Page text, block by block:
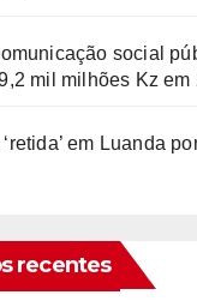
social
mil milhões Kz em
em Luanda
recentes